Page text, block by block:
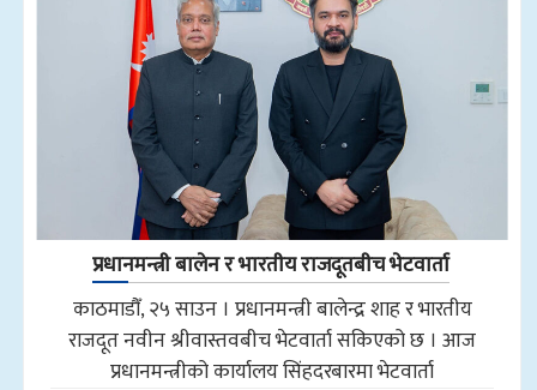
प्रधानमन्त्री बालेन र भारतीय राजदूतबीच भेटवार्ता
काठमाडौँ, २५ साउन । प्रधानमन्त्री बालेन्द्र शाह र भारतीय
राजदूत नवीन श्रीवास्तवबीच भेटवार्ता सकिएको छ । आज
प्रधानमन्त्रीको कार्यालय सिंहदरबारमा भेटवार्ता